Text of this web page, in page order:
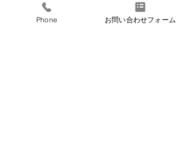
Phone お問い合わせフォーム